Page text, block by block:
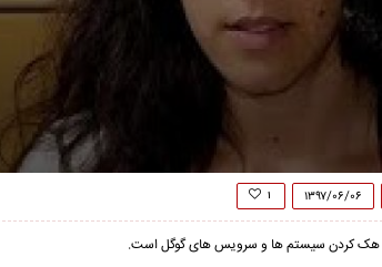
۱۳۹۷/۰۶/۰۶ ۱
او هک کردن سیستم ها و سرویس های گوگل است.